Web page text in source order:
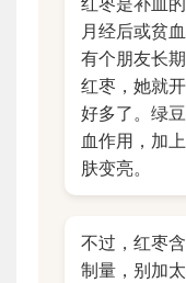
月经后或贫
有个朋友长
红枣，她就
好多了。绿
血作用，加
肤变亮。
不过，红枣
制量，别加太